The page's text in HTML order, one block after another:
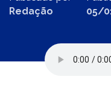
Redação
05/